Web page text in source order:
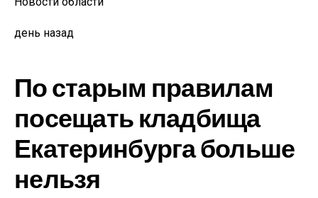
день назад
По старым правилам
посещать кладбища
Екатеринбурга больше
нельзя